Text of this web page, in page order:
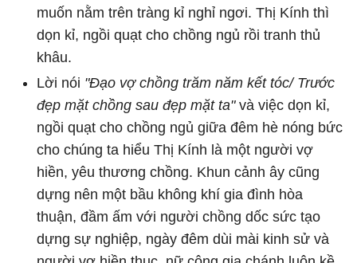
muốn nằm trên tràng kỉ nghỉ ngơi. Thị Kính thì
dọn kỉ, ngồi quạt cho chồng ngủ rồi tranh thủ
khâu.
Lời nói "Đạo vợ chồng trăm năm kết tóc/ Trước
đẹp mặt chồng sau đẹp mặt ta"và việc dọn kỉ,
ngồi quạt cho chồng ngủ giữa đêm hè nóng bức
cho chúng ta hiểu Thị Kính là một người vợ
hiền, yêu thương chồng. Khun cảnh ây cũng
dựng nên một bầu không khí gia đình hòa
thuận, đầm ấm với người chồng dốc sức tạo
dựng sự nghiệp, ngày đêm dùi mài kinh sử và